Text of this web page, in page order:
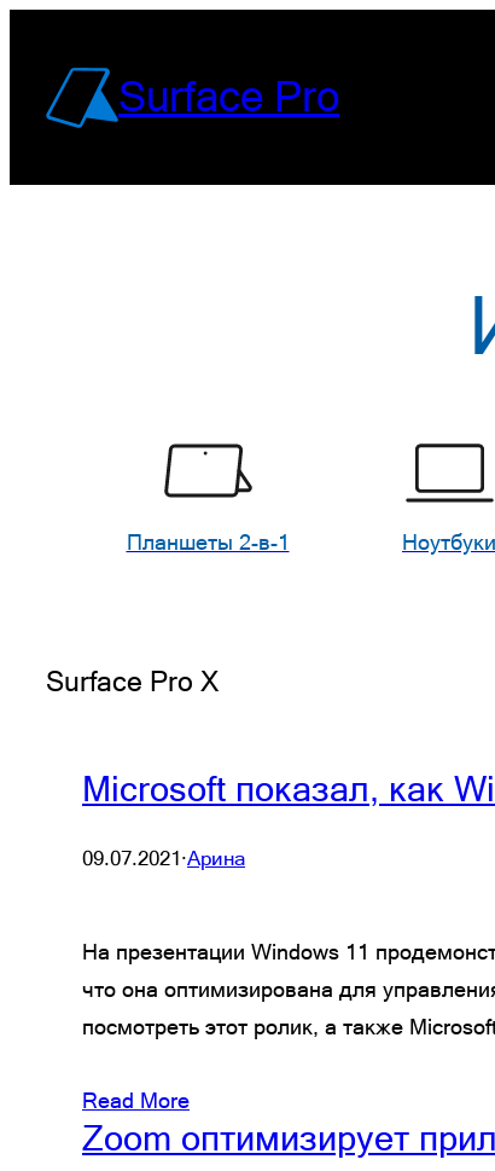
содержимомуSurface Pro
Планшеты 2-в-1 Ноутбуки
Surface Pro X
Microsoft показал, как
09.07.2021·Арина
На презентации Windows 11
что она оптимизирована для
посмотреть этот ролик, а также
Read More
Zoom оптимизирует